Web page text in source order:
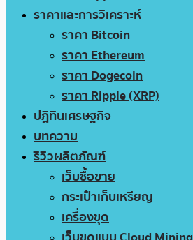
ราคาและการวิเคราะห์
ราคา Bitcoin
ราคา Ethereum
ราคา Dogecoin
ราคา Ripple (XRP)
ปฏิทินเศรษฐกิจ
บทความ
รีวิวผลิตภัณฑ์
เว็บซื้อขาย
กระเป๋าเก็บเหรียญ
เครื่องขุด